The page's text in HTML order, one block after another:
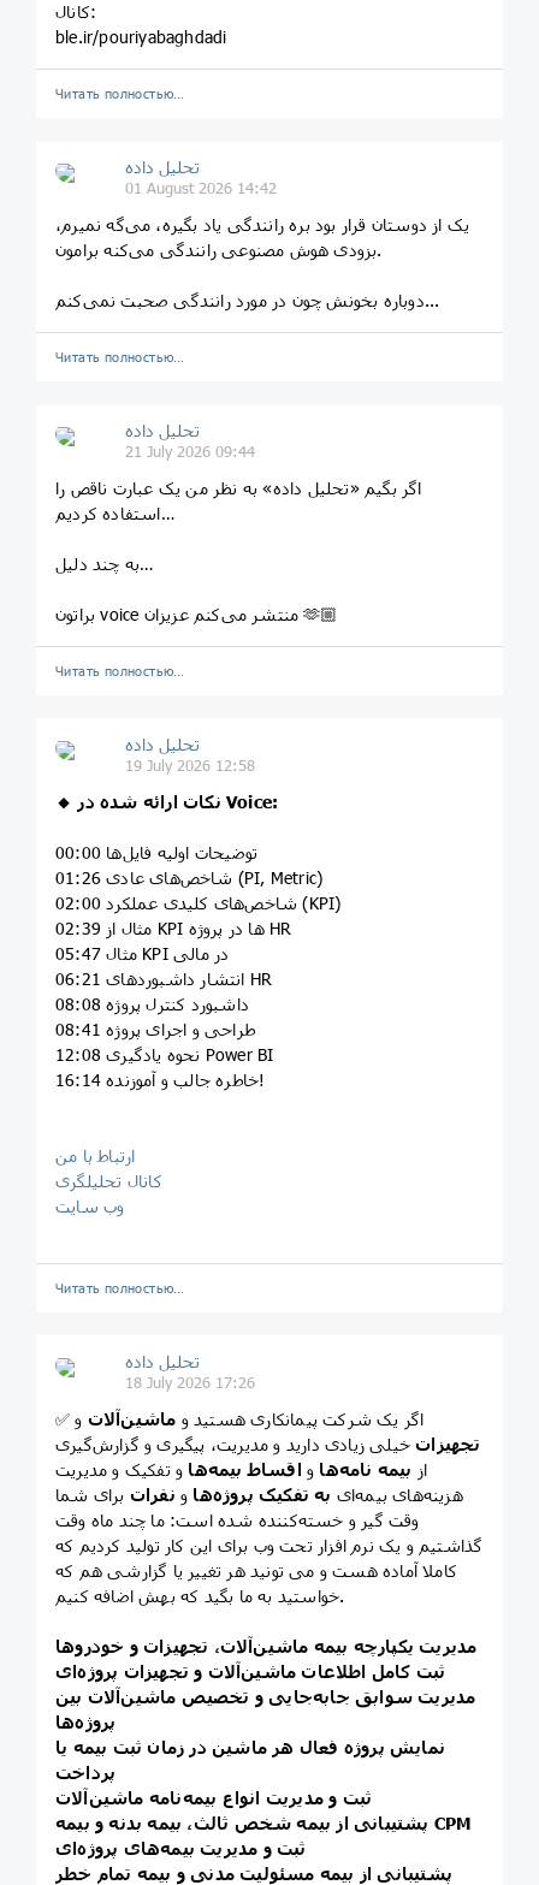
کانال:
ble.ir/pouriyabaghdadi
Читать полностью…
تحلیل داده
01 August 2026 14:42
یک از دوستان قرار بود بره رانندگی یاد بگیره، می‌گه نمیرم،
بزودی هوش مصنوعی رانندگی می‌کنه برامون.
دوباره بخونش چون در مورد رانندگی صحبت نمی‌کنم...
Читать полностью…
تحلیل داده
21 July 2026 09:44
اگر بگیم «تحلیل داده» به نظر من یک عبارت ناقص را
استفاده کردیم…
به چند دلیل…
براتون voice منتشر می‌کنم عزیزان 🫶🏼
Читать полностью…
تحلیل داده
19 July 2026 12:58
🔸 نکات ارائه شده در Voice:
00:00 توضیحات اولیه فایل‌ها
01:26 شاخص‌های عادی (PI, Metric)
02:00 شاخص‌های کلیدی عملکرد (KPI)
02:39 مثال از KPI ها در پروژه HR
05:47 مثال KPI در مالی
06:21 انتشار داشبوردهای HR
08:08 داشبورد کنترل پروژه
08:41 طراحی و اجرای پروژه
12:08 نحوه یادگیری Power BI
16:14 خاطره جالب و آموزنده!
ارتباط با من
کانال تحلیلگری
وب سایت
Читать полностью…
تحلیل داده
18 July 2026 17:26
✅ اگر یک شرکت پیمانکاری هستید و ماشین‌آلات و
تجهیزات خیلی زیادی دارید و مدیریت، پیگیری و گزارش‌گیری
از بیمه نامه‌ها و اقساط بیمه‌ها و تفکیک و مدیریت
هزینه‌های بیمه‌ای به تفکیک پروژه‌ها و نفرات برای شما
وقت گیر و خسته‌کننده شده است: ما چند ماه وقت
گذاشتیم و یک نرم افزار تحت وب برای این کار تولید کردیم که
کاملا آماده هست و می تونید هر تغییر یا گزارشی هم که
خواستید به ما بگید که بهش اضافه کنیم.
مدیریت یکپارچه بیمه ماشین‌آلات، تجهیزات و خودروها
ثبت کامل اطلاعات ماشین‌آلات و تجهیزات پروژه‌ای
مدیریت سوابق جابه‌جایی و تخصیص ماشین‌آلات بین
پروژه‌ها
نمایش پروژه فعال هر ماشین در زمان ثبت بیمه یا
پرداخت
ثبت و مدیریت انواع بیمه‌نامه ماشین‌آلات
پشتیبانی از بیمه شخص ثالث، بیمه بدنه و بیمه CPM
ثبت و مدیریت بیمه‌های پروژه‌ای
پشتیبانی از بیمه مسئولیت مدنی و بیمه تمام خطر